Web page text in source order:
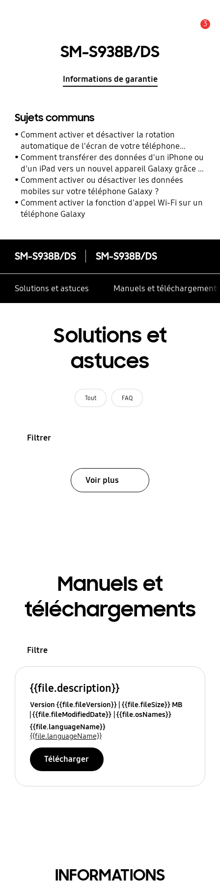
3
SM-S938B/DS
Informations de garantie
Sujets communs
Comment activer et désactiver la rotation
automatique de l'écran de votre téléphone
Galaxy ?
Comment transférer des données d'un iPhone ou
d'un iPad vers un nouvel appareil Galaxy grâce à
Smart Switch ?
Comment activer ou désactiver les données
mobiles sur votre téléphone Galaxy ?
Comment activer la fonction d'appel Wi-Fi sur un
téléphone Galaxy
SM-S938B/DS SM-S938B/DS
Solutions et astuces Manuels et téléchargements
Solutions et
astuces
Tout FAQ
Filtrer
Voir plus
Manuels et
téléchargements
Filtre
{{file.description}}
Version {{file.fileVersion}} {{file.fileSize}} MB
{{file.fileModifiedDate}} {{file.osNames}}
{{file.languageName}}
{{file.languageName}}
Télécharger
INFORMATIONS